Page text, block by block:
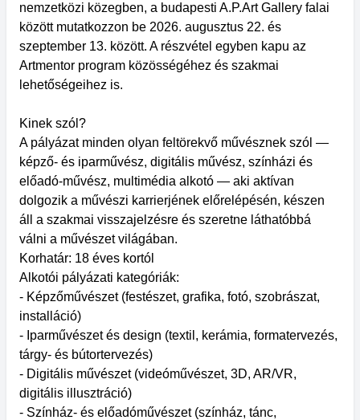
nemzetközi közegben, a budapesti A.P.Art Gallery falai
között mutatkozzon be 2026. augusztus 22. és
szeptember 13. között. A részvétel egyben kapu az
Artmentor program közösségéhez és szakmai
lehetőségeihez is.
Kinek szól?
A pályázat minden olyan feltörekvő művésznek szól —
képző- és iparművész, digitális művész, színházi és
előadó-művész, multimédia alkotó — aki aktívan
dolgozik a művészi karrierjének előrelépésén, készen
áll a szakmai visszajelzésre és szeretne láthatóbbá
válni a művészet világában.
Korhatár: 18 éves kortól
Alkotói pályázati kategóriák:
- Képzőművészet (festészet, grafika, fotó, szobrászat,
installáció)
- Iparművészet és design (textil, kerámia, formatervezés,
tárgy- és bútortervezés)
- Digitális művészet (videóművészet, 3D, AR/VR,
digitális illusztráció)
- Színház- és előadóművészet (színház, tánc,